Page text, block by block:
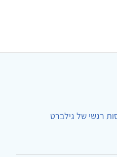
רגשי של גילברט